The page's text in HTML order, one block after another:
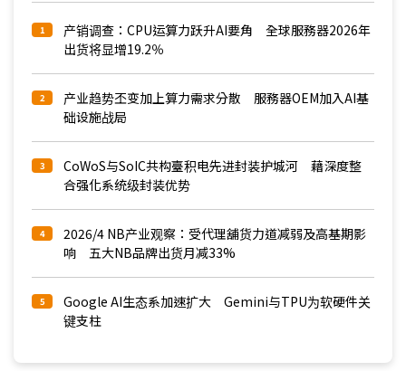
1
产销调查：CPU运算力跃升AI要角 全球服務器2026年
出货将显增19.2％
2
产业趋势丕变加上算力需求分散 服務器OEM加入AI基
础设施战局
3
CoWoS与SoIC共构臺积电先进封装护城河 藉深度整
合强化系统级封装优势
4
2026/4 NB产业观察：受代理舖货力道减弱及高基期影
响 五大NB品牌出货月减33%
5
Google AI生态系加速扩大 Gemini与TPU为软硬件关
键支柱